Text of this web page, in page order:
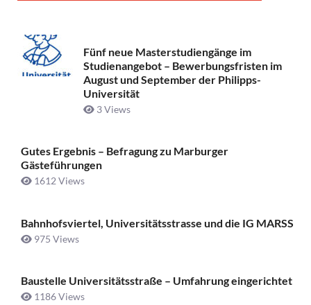
Fünf neue Masterstudiengänge im
Studienangebot – Bewerbungsfristen im
August und September der Philipps-
Universität
3 Views
Gutes Ergebnis – Befragung zu Marburger
Gästeführungen
1612 Views
Bahnhofsviertel, Universitätsstrasse und die IG MARSS
975 Views
Baustelle Universitätsstraße ­– Umfahrung eingerichtet
1186 Views